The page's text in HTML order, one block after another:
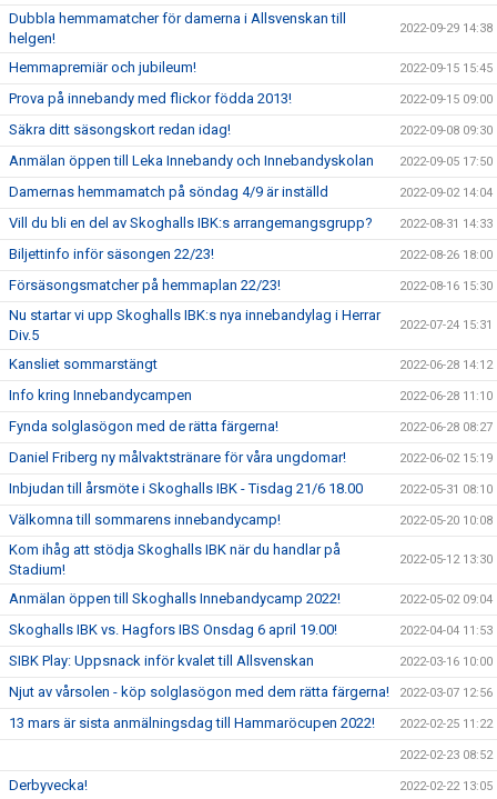
Dubbla hemmamatcher för damerna i Allsvenskan till
helgen!
2022-09-29 14:38
Hemmapremiär och jubileum! 2022-09-15 15:45
Prova på innebandy med flickor födda 2013! 2022-09-15 09:00
Säkra ditt säsongskort redan idag! 2022-09-08 09:30
Anmälan öppen till Leka Innebandy och Innebandyskolan 2022-09-05 17:50
Damernas hemmamatch på söndag 4/9 är inställd 2022-09-02 14:04
Vill du bli en del av Skoghalls IBK:s arrangemangsgrupp? 2022-08-31 14:33
Biljettinfo inför säsongen 22/23! 2022-08-26 18:00
Försäsongsmatcher på hemmaplan 22/23! 2022-08-16 15:30
Nu startar vi upp Skoghalls IBK:s nya innebandylag i Herrar
Div.5
2022-07-24 15:31
Kansliet sommarstängt 2022-06-28 14:12
Info kring Innebandycampen 2022-06-28 11:10
Fynda solglasögon med de rätta färgerna! 2022-06-28 08:27
Daniel Friberg ny målvaktstränare för våra ungdomar! 2022-06-02 15:19
Inbjudan till årsmöte i Skoghalls IBK - Tisdag 21/6 18.00 2022-05-31 08:10
Välkomna till sommarens innebandycamp! 2022-05-20 10:08
Kom ihåg att stödja Skoghalls IBK när du handlar på
Stadium!
2022-05-12 13:30
Anmälan öppen till Skoghalls Innebandycamp 2022! 2022-05-02 09:04
Skoghalls IBK vs. Hagfors IBS Onsdag 6 april 19.00! 2022-04-04 11:53
SIBK Play: Uppsnack inför kvalet till Allsvenskan 2022-03-16 10:00
Njut av vårsolen - köp solglasögon med dem rätta färgerna! 2022-03-07 12:56
13 mars är sista anmälningsdag till Hammaröcupen 2022! 2022-02-25 11:22
2022-02-23 08:52
Derbyvecka! 2022-02-22 13:05